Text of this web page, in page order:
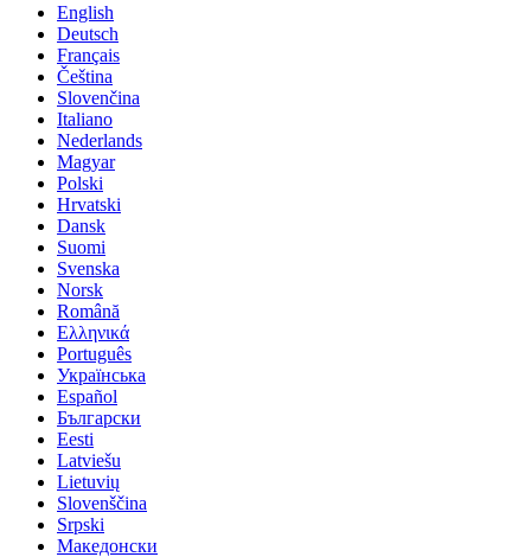
English
Deutsch
Français
Čeština
Slovenčina
Italiano
Nederlands
Magyar
Polski
Hrvatski
Dansk
Suomi
Svenska
Norsk
Română
Ελληνικά
Português
Українська
Español
Български
Eesti
Latviešu
Lietuvių
Slovenščina
Srpski
Македонски